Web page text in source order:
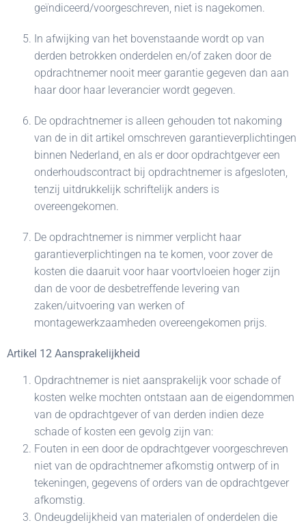
geïndiceerd/voorgeschreven, niet is nagekomen.
In afwijking van het bovenstaande wordt op van
derden betrokken onderdelen en/of zaken door de
opdrachtnemer nooit meer garantie gegeven dan aan
haar door haar leverancier wordt gegeven.
De opdrachtnemer is alleen gehouden tot nakoming
van de in dit artikel omschreven garantieverplichtingen
binnen Nederland, en als er door opdrachtgever een
onderhoudscontract bij opdrachtnemer is afgesloten,
tenzij uitdrukkelijk schriftelijk anders is
overeengekomen.
De opdrachtnemer is nimmer verplicht haar
garantieverplichtingen na te komen, voor zover de
kosten die daaruit voor haar voortvloeien hoger zijn
dan de voor de desbetreffende levering van
zaken/uitvoering van werken of
montagewerkzaamheden overeengekomen prijs.
Artikel 12 Aansprakelijkheid
Opdrachtnemer is niet aansprakelijk voor schade of
kosten welke mochten ontstaan aan de eigendommen
van de opdrachtgever of van derden indien deze
schade of kosten een gevolg zijn van:
Fouten in een door de opdrachtgever voorgeschreven
niet van de opdrachtnemer afkomstig ontwerp of in
tekeningen, gegevens of orders van de opdrachtgever
afkomstig.
Ondeugdelijkheid van materialen of onderdelen die